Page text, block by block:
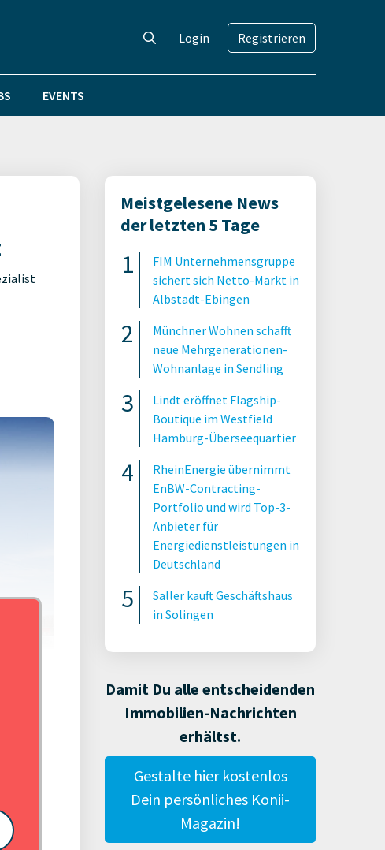
Login Registrieren
EVENTS
Meistgelesene News
der letzten 5 Tage
FIM Unternehmensgruppe
sichert sich Netto-Markt in
Albstadt-Ebingen
Münchner Wohnen schafft
neue Mehrgenerationen-
Wohnanlage in Sendling
Lindt eröffnet Flagship-
Boutique im Westfield
Hamburg-Überseequartier
RheinEnergie übernimmt
EnBW-Contracting-
Portfolio und wird Top-3-
Anbieter für
Energiedienstleistungen in
Deutschland
Saller kauft Geschäftshaus
in Solingen
Damit Du alle entscheidenden
Immobilien-Nachrichten
erhältst.
Gestalte hier kostenlos
Dein persönliches Konii-
Magazin!